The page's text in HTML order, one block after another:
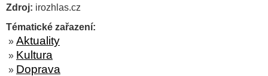
Zdroj: irozhlas.cz
Tématické zařazení:
» Aktuality
» Kultura
» Doprava